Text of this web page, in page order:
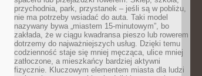
przychodnia, park, przystanek – jeśli są w pobliżu,
nie ma potrzeby wsiadać do auta. Taki model
nazywany bywa „miastem 15-minutowym”, bo
zakłada, że w ciągu kwadransa pieszo lub rowerem
dotrzemy do najważniejszych usług. Dzięki temu
codzienność staje się mniej męcząca, ulice mniej
zatłoczone, a mieszkańcy bardziej aktywni
fizycznie. Kluczowym elementem miasta dla ludzi